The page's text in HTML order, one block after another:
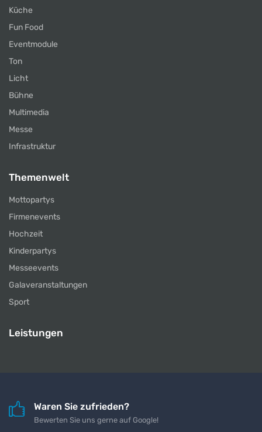
Küche
Fun Food
Eventmodule
Ton
Licht
Bühne
Multimedia
Messe
Infrastruktur
Themenwelt
Mottopartys
Firmenevents
Hochzeit
Kinderpartys
Messeevents
Galaveranstaltungen
Sport
Leistungen
Waren Sie zufrieden?
Bewerten Sie uns gerne auf Google!